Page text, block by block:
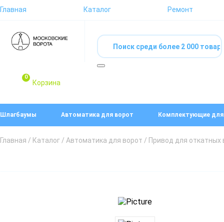
Главная Каталог Ремонт
0
Корзина
Шлагбаумы Автоматика для ворот Комплектующие
Главная / Каталог / Автоматика для ворот / Привод для откатных